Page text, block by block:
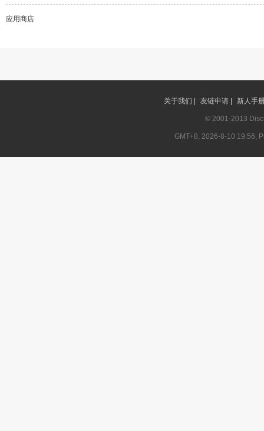
应用商店
关于我们 | 友链申请 | 新人手
© 2001-2013
GMT+8, 2026-8-10 19:56,